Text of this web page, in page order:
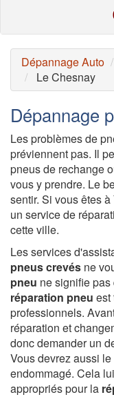
Dépannage Auto
Le Chesnay
Dépannage
Les problèmes de
préviennent pas. Il
pneus de rechange
vous y prendre. Le
sentir. Si vous êtes
un service de
cette ville.
Les services
pneus crevés ne
pneu ne signifie
réparation pneu est
professionnels.
réparation et
donc demander un
Vous devrez aussi
endommagé. Cela
appropriés pour la